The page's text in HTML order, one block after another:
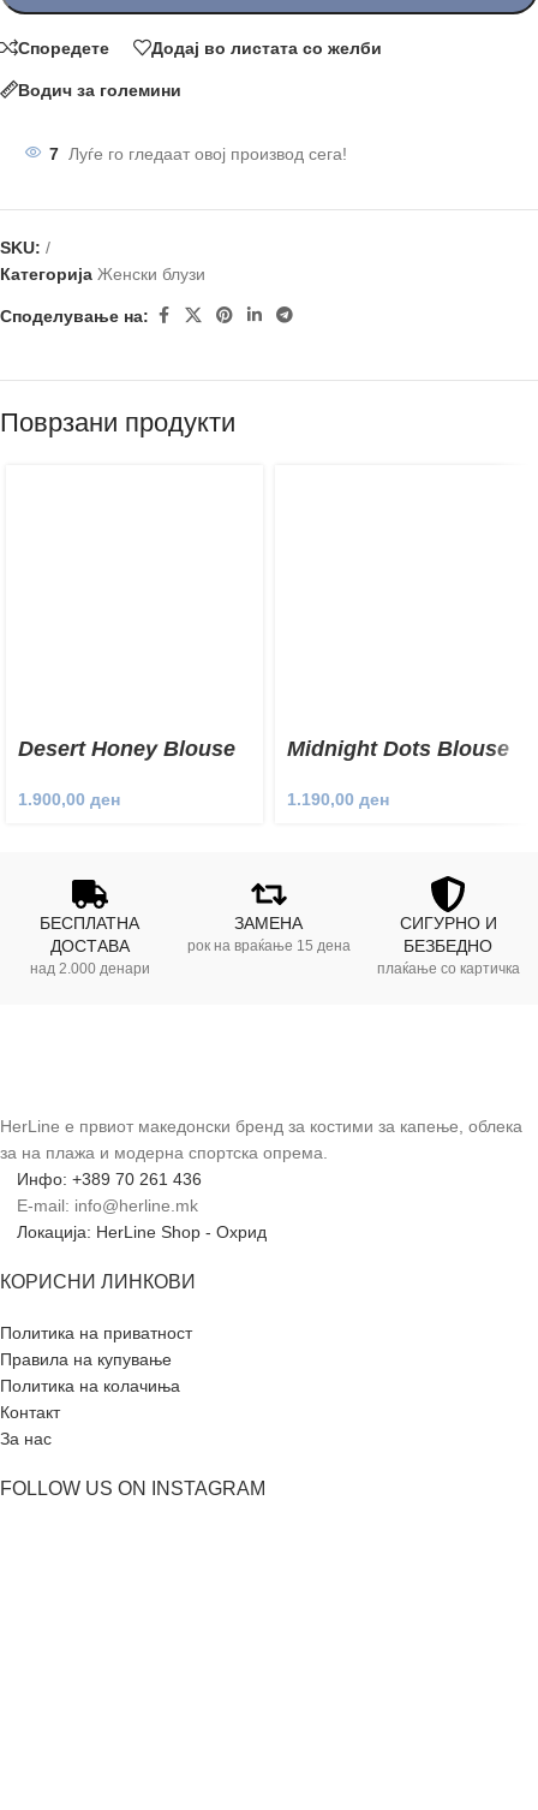
Споредете Додај во листата со желби
Водич за големини
7 Луѓе го гледаат овој производ сега!
SKU: /
Категорија Женски блузи
Споделување на:
Поврзани продукти
Desert Honey Blouse
1.900,00 ден
Midnight Dots Blouse
1.190,00 ден
БЕСПЛАТНА
ДОСТАВА
над 2.000 денари
ЗАМЕНА
рок на враќање 15 дена
СИГУРНО И
БЕЗБЕДНО
плаќање со картичка
HerLine е првиот македонски бренд за костими за капење, облека
за на плажа и модерна спортска опрема.
Инфо: +389 70 261 436
E-mail: info@herline.mk
Локација: HerLine Shop - Охрид
КОРИСНИ ЛИНКОВИ
Политика на приватност
Правила на купување
Политика на колачиња
Контакт
За нас
FOLLOW US ON INSTAGRAM